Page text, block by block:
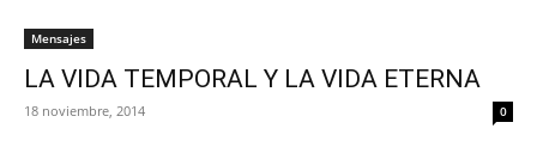
Mensajes
LA VIDA TEMPORAL Y LA VIDA ETERNA
18 noviembre, 2014 0